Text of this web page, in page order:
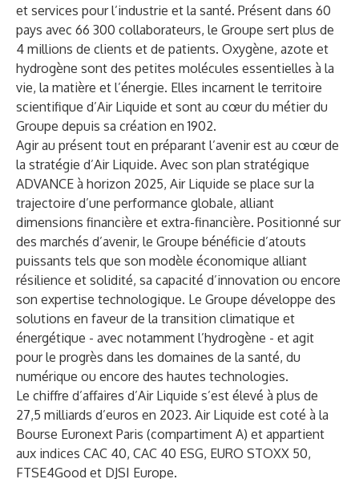
et services pour l’industrie et la santé. Présent dans 60
pays avec 66 300 collaborateurs, le Groupe sert plus de
4 millions de clients et de patients. Oxygène, azote et
hydrogène sont des petites molécules essentielles à la
vie, la matière et l’énergie. Elles incarnent le territoire
scientifique d’Air Liquide et sont au cœur du métier du
Groupe depuis sa création en 1902.
Agir au présent tout en préparant l’avenir est au cœur de
la stratégie d’Air Liquide. Avec son plan stratégique
ADVANCE à horizon 2025, Air Liquide se place sur la
trajectoire d’une performance globale, alliant
dimensions financière et extra-financière. Positionné sur
des marchés d’avenir, le Groupe bénéficie d’atouts
puissants tels que son modèle économique alliant
résilience et solidité, sa capacité d’innovation ou encore
son expertise technologique. Le Groupe développe des
solutions en faveur de la transition climatique et
énergétique - avec notamment l’hydrogène - et agit
pour le progrès dans les domaines de la santé, du
numérique ou encore des hautes technologies.
Le chiffre d’affaires d’Air Liquide s’est élevé à plus de
27,5 milliards d’euros en 2023. Air Liquide est coté à la
Bourse Euronext Paris (compartiment A) et appartient
aux indices CAC 40, CAC 40 ESG, EURO STOXX 50,
FTSE4Good et DJSI Europe.